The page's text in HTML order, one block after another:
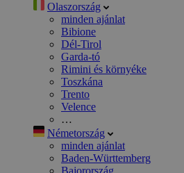
Olaszország
minden ajánlat
Bibione
Dél-Tirol
Garda-tó
Rimini és környéke
Toszkána
Trento
Velence
…
Németország
minden ajánlat
Baden-Württemberg